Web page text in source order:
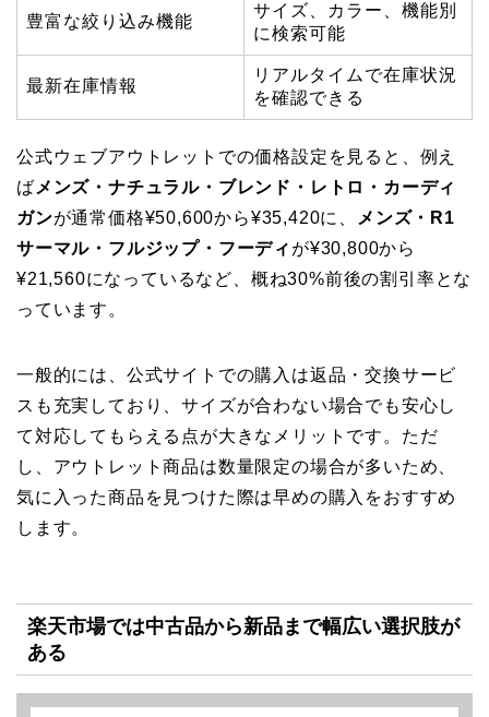
豊富な絞り込み機能
サイズ、カラー、機能別
に検索可能
最新在庫情報
リアルタイムで在庫状況
を確認できる
公式ウェブアウトレットでの価格設定を見ると、例え
ば メンズ・ナチュラル・ブレンド・レトロ・カーディ
ガンが通常価格¥50,600から¥35,420に、
メンズ・R1
サーマル・フルジップ・フーディ が¥30,800から
¥21,560になっているなど、概ね30%前後の割引率とな
っています。
一般的には、公式サイトでの購入は返品・交換サービ
スも充実しており、サイズが合わない場合でも安心し
て対応してもらえる点が大きなメリットです。ただ
し、アウトレット商品は数量限定の場合が多いため、
気に入った商品を見つけた際は早めの購入をおすすめ
します。
楽天市場では中古品から新品まで幅広い選択肢が
ある